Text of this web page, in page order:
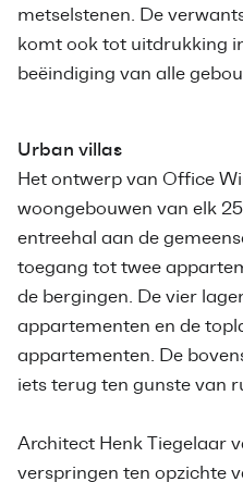
metselstenen. De
komt ook tot uitdrukking
beëindiging van alle
Urban villas
Het ontwerp van Office
woongebouwen van elk
entreehal aan de
toegang tot twee
de bergingen. De vier
appartementen en de
appartementen. De
iets terug ten gunste van
Architect Henk Tiegelaar
verspringen ten opzichte